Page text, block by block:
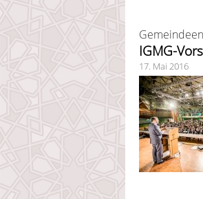
IGMG-
17. Mai 2016